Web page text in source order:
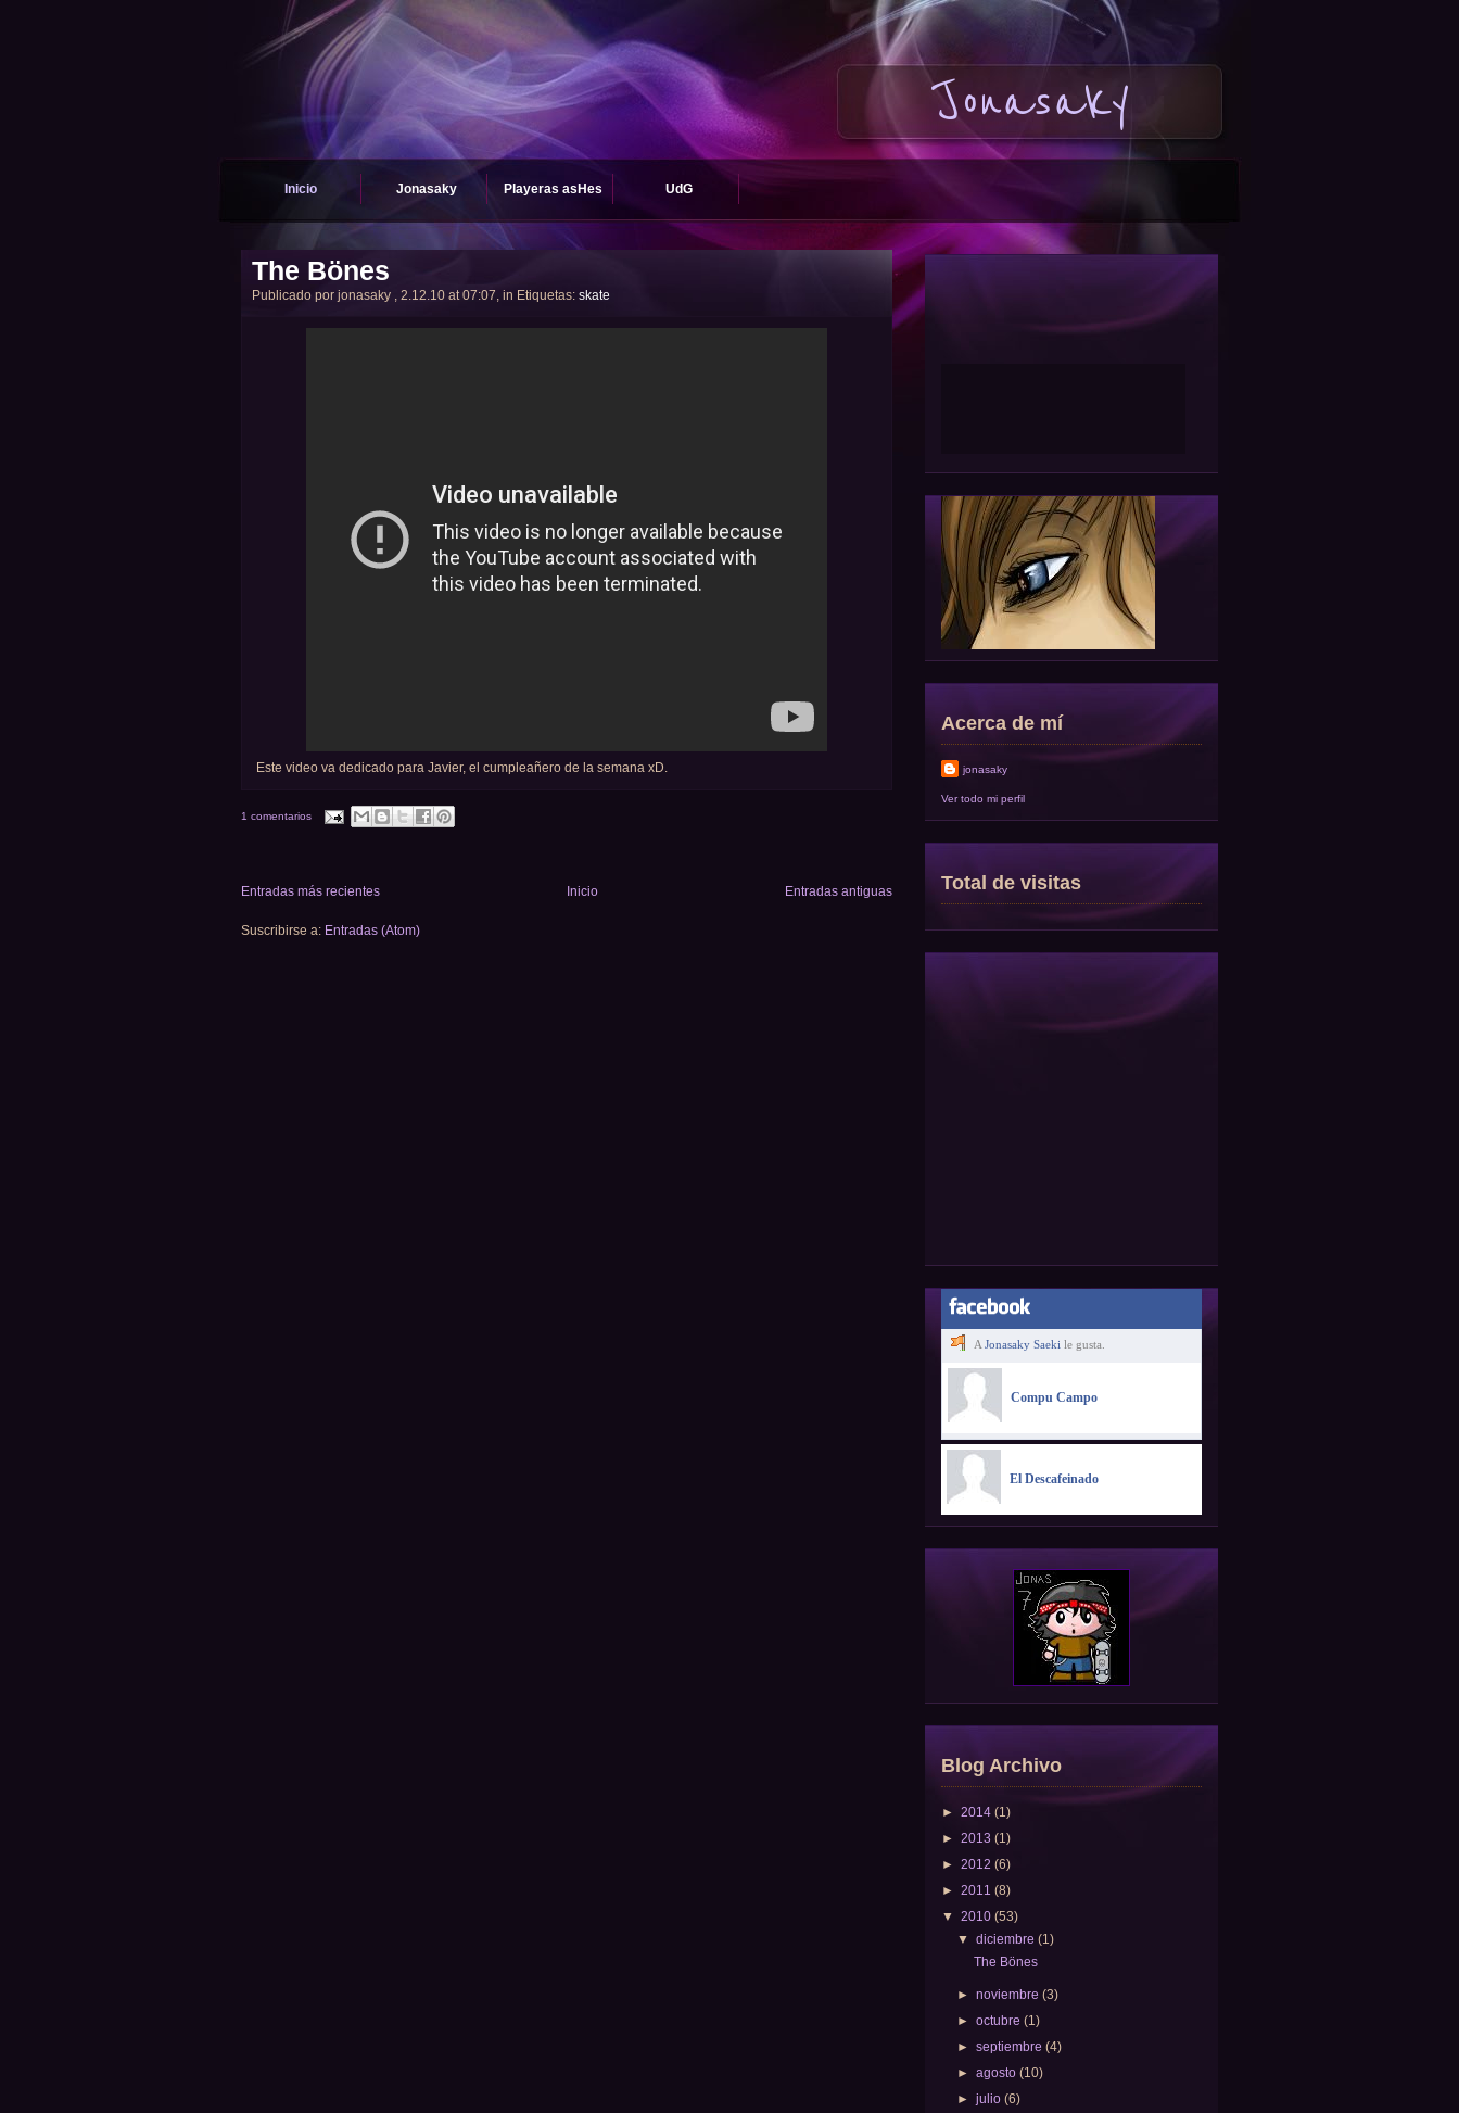
Jonasaky
Inicio Jonasaky Playeras asHes UdG
The Bönes
Publicado por jonasaky , 2.12.10 at 07:07, in Etiquetas: skate
Este video va dedicado para Javier, el cumpleañero de la semana xD.
1 comentarios
Entradas más recientes Entradas antiguas
Inicio
Suscribirse a: Entradas (Atom)
Acerca de mí
jonasaky
Ver todo mi perfil
Total de visitas
A Jonasaky Saeki le gusta.
Compu Campo
El Descafeinado
Blog Archivo
► 2014 (1)
► 2013 (1)
► 2012 (6)
► 2011 (8)
▼ 2010 (53)
▼diciembre (1)
The Bönes
►noviembre (3)
►octubre (1)
►septiembre (4)
►agosto (10)
►julio (6)